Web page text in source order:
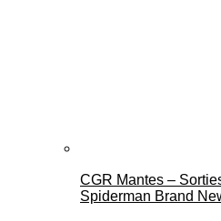
CGR Mantes –
Spiderman Brand